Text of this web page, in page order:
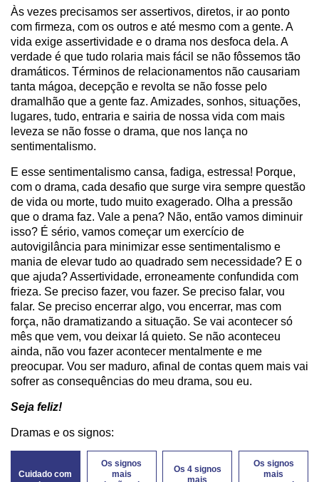
Às vezes precisamos ser assertivos, diretos, ir ao ponto
com firmeza, com os outros e até mesmo com a gente. A
vida exige assertividade e o drama nos desfoca dela. A
verdade é que tudo rolaria mais fácil se não fôssemos tão
dramáticos. Términos de relacionamentos não causariam
tanta mágoa, decepção e revolta se não fosse pelo
dramalhão que a gente faz. Amizades, sonhos, situações,
lugares, tudo, entraria e sairia de nossa vida com mais
leveza se não fosse o drama, que nos lança no
sentimentalismo.
E esse sentimentalismo cansa, fadiga, estressa! Porque,
com o drama, cada desafio que surge vira sempre questão
de vida ou morte, tudo muito exagerado. Olha a pressão
que o drama faz. Vale a pena? Não, então vamos diminuir
isso? É sério, vamos começar um exercício de
autovigilância para minimizar esse sentimentalismo e
mania de elevar tudo ao quadrado sem necessidade? E o
que ajuda? Assertividade, erroneamente confundida com
frieza. Se preciso fazer, vou fazer. Se preciso falar, vou
falar. Se preciso encerrar algo, vou encerrar, mas com
força, não dramatizando a situação. Se vai acontecer só
mês que vem, vou deixar lá quieto. Se não aconteceu
ainda, não vou fazer acontecer mentalmente e me
preocupar. Vou ser maduro, afinal de contas quem mais vai
sofrer as consequências do meu drama, sou eu.
Seja feliz!
Dramas e os signos:
Cuidado com
Os signos
mais
Os 4 signos
mais
Os signos
mais